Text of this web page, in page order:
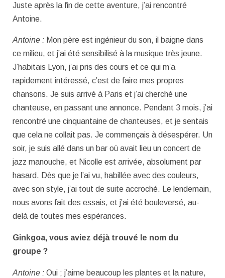
Juste après la fin de cette aventure, j’ai rencontré
Antoine.
Antoine : Mon père est ingénieur du son, il baigne dans
ce milieu, et j’ai été sensibilisé à la musique très jeune.
J’habitais Lyon, j’ai pris des cours et ce qui m’a
rapidement intéressé, c’est de faire mes propres
chansons. Je suis arrivé à Paris et j’ai cherché une
chanteuse, en passant une annonce. Pendant 3 mois, j’ai
rencontré une cinquantaine de chanteuses, et je sentais
que cela ne collait pas. Je commençais à désespérer. Un
soir, je suis allé dans un bar où avait lieu un concert de
jazz manouche, et Nicolle est arrivée, absolument par
hasard. Dès que je l’ai vu, habillée avec des couleurs,
avec son style, j’ai tout de suite accroché. Le lendemain,
nous avons fait des essais, et j’ai été bouleversé, au-
delà de toutes mes espérances.
Ginkgoa, vous aviez déjà trouvé le nom du
groupe ?
Antoine : Oui ; j’aime beaucoup les plantes et la nature,